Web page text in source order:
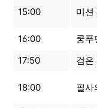
15:00 미션
16:00
쿵푸
17:50
검은
18:00 필사